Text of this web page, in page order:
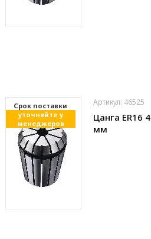
Cрок поставки
уточняйте у
менеджеров
Артикул: 46525
Цанга ER16 4
мм